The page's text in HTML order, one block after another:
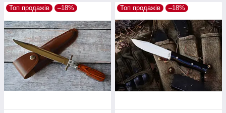
Топ продажів –18% Топ продажів –18%